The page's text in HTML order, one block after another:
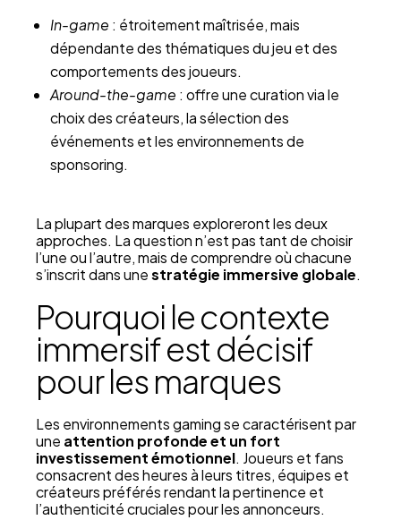
In-game : étroitement maîtrisée, mais
dépendante des thématiques du jeu et des
comportements des joueurs.
Around-the-game : offre une curation via le
choix des créateurs, la sélection des
événements et les environnements de
sponsoring.
La plupart des marques exploreront les deux
approches. La question n’est pas tant de choisir
l’une ou l’autre, mais de comprendre où chacune
s’inscrit dans unestratégie immersive globale.
Pourquoi le contexte
immersif est décisif
pour les marques
Les environnements gaming se caractérisent par
une attention profonde et un fort
investissement émotionnel. Joueurs et fans
consacrent des heures à leurs titres, équipes et
créateurs préférés rendant la pertinence et
l’authenticité cruciales pour les annonceurs.